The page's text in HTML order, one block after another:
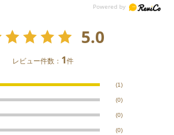
5.0
レビュー件数： 1件
(1)
(0)
(0)
(0)